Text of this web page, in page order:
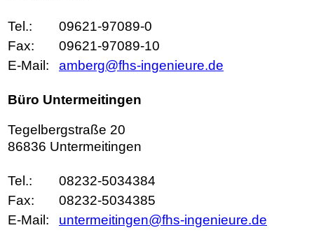
Tel.:
09621-97089-0
Fax:
09621-97089-10
E-Mail:
amberg@fhs-ingenieure.de
Büro Untermeitingen
Tegelbergstraße 20
86836 Untermeitingen
Tel.:
08232-5034384
Fax:
08232-5034385
E-Mail:
untermeitingen@fhs-ingenieure.de